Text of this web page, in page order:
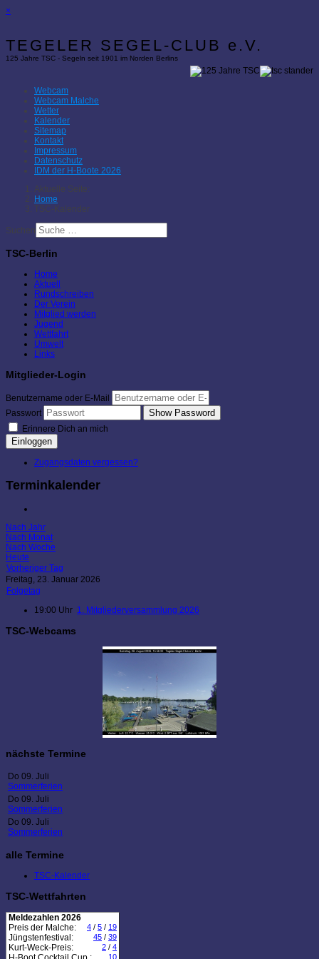
×
TEGELER SEGEL-CLUB e.V.
125 Jahre TSC - Segeln seit 1901 im Norden Berlins
Webcam
Webcam Malche
Wetter
Kalender
Sitemap
Kontakt
Impressum
Datenschutz
IDM der H-Boote 2026
Aktuelle Seite:
Home
TSC-Kalender
Suchen
TSC-Berlin
Home
Aktuell
Rundschreiben
Der Verein
Mitglied werden
Jugend
Wettfahrt
Umwelt
Links
Mitglieder-Login
Benutzername oder E-Mail
Passwort
Show Password
Erinnere Dich an mich
Einloggen
Zugangsdaten vergessen?
Terminkalender
Nach Jahr
Nach Monat
Nach Woche
Heute
Vorheriger Tag
Freitag, 23. Januar 2026
Folgetag
19:00 Uhr 1. Mitgliederversammlung 2026
TSC-Webcams
nächste Termine
Do 09. Juli
Sommerferien
Do 09. Juli
Sommerferien
Do 09. Juli
Sommerferien
alle Termine
TSC-Kalender
TSC-Wettfahrten
Meldezahlen 2026
Preis der Malche:
4 / 5 / 19
Jüngstenfestival: 45 / 39
Kurt-Weck-Preis: 2 / 4
10